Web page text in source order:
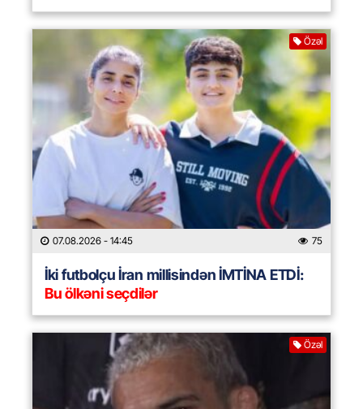
Özəl
07.08.2026 - 14:45 75
İki futbolçu İran millisindən İMTİNA ETDİ:
Bu ölkəni seçdilər
Özəl